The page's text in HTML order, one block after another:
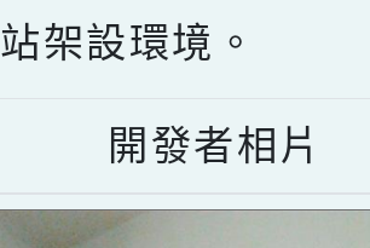
架設環境。
開發者相片